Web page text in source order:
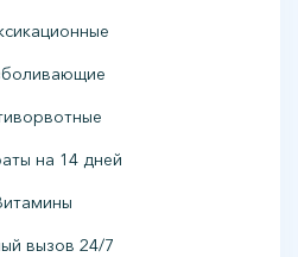
на 14 дней
вызов 24/7